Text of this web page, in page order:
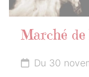
Marché de
Du 30